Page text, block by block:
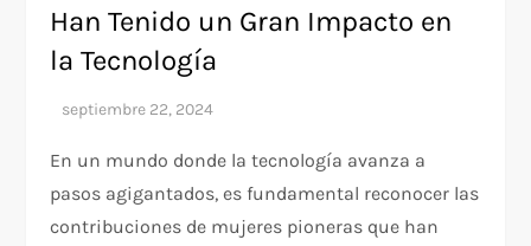
Han Tenido un Gran Impacto en
la Tecnología
En un mundo donde la tecnología avanza a
pasos agigantados, es fundamental reconocer las
contribuciones de mujeres pioneras que han